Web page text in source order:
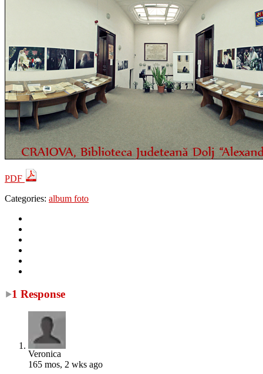
PDF
Categories: album foto
1 Response
Veronica
165 mos, 2 wks ago